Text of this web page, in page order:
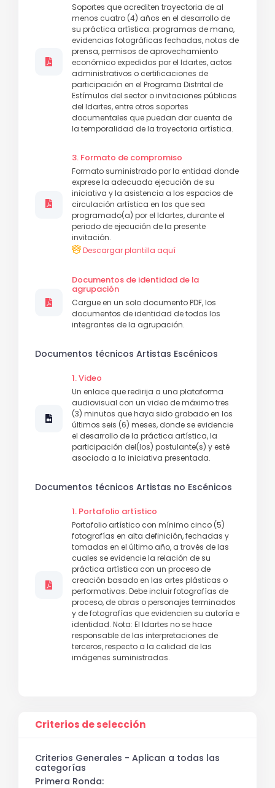
Soportes que acrediten trayectoria de al
menos cuatro (4) años en el desarrollo de
su práctica artística: programas de mano,
evidencias fotográficas fechadas, notas de
prensa, permisos de aprovechamiento
económico expedidos por el Idartes, actos
administrativos o certificaciones de
participación en el Programa Distrital de
Estímulos del sector o invitaciones públicas
del Idartes, entre otros soportes
documentales que puedan dar cuenta de
la temporalidad de la trayectoria artística.
3. Formato de compromiso
Formato suministrado por la entidad donde
exprese la adecuada ejecución de su
iniciativa y la asistencia a los espacios de
circulación artística en los que sea
programado(a) por el Idartes, durante el
periodo de ejecución de la presente
invitación.
Descargar plantilla aquí
Documentos de identidad de la
agrupación
Cargue en un solo documento PDF, los
documentos de identidad de todos los
integrantes de la agrupación.
Documentos técnicos Artistas Escénicos
1. Video
Un enlace que redirija a una plataforma
audiovisual con un video de máximo tres
(3) minutos que haya sido grabado en los
últimos seis (6) meses, donde se evidencie
el desarrollo de la práctica artística, la
participación del(los) postulante(s) y esté
asociado a la iniciativa presentada.
Documentos técnicos Artistas no Escénicos
1. Portafolio artístico
Portafolio artístico con mínimo cinco (5)
fotografías en alta definición, fechadas y
tomadas en el último año, a través de las
cuales se evidencie la relación de su
práctica artística con un proceso de
creación basado en las artes plásticas o
performativas. Debe incluir fotografías de
proceso, de obras o personajes terminados
y de fotografías que evidencien su autoría e
identidad. Nota: El Idartes no se hace
responsable de las interpretaciones de
terceros, respecto a la calidad de las
imágenes suministradas.
Criterios de selección
Criterios Generales - Aplican a todas las
categorías
Primera Ronda: